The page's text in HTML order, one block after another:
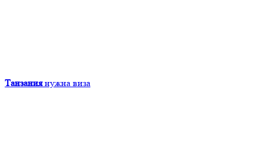
Танзания нужна виза